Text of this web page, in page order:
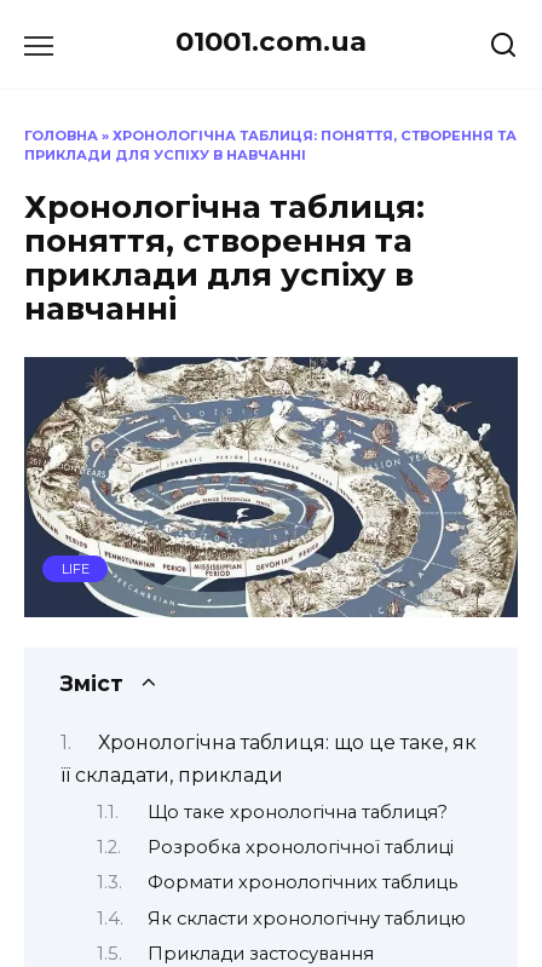
до
01001.com.ua
ГОЛОВНА » ХРОНОЛОГІЧНА ТАБЛИЦЯ: ПОНЯТТЯ, СТВОРЕННЯ ТА
ПРИКЛАДИ ДЛЯ УСПІХУ В НАВЧАННІ
Хронологічна таблиця:
поняття, створення та
приклади для успіху в
навчанні
LIFE
Зміст
Хронологічна таблиця: що це таке, як
її складати, приклади
Що таке хронологічна таблиця?
Розробка хронологічної таблиці
Формати хронологічних таблиць
Як скласти хронологічну таблицю
Приклади застосування